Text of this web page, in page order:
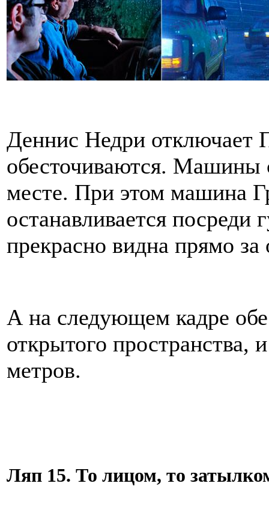
Деннис Недри отключает
обесточиваются. Машины
месте. При этом машина
останавливается посреди
прекрасно видна прямо за
А на следующем кадре
открытого пространства,
метров.
Ляп 15. То лицом, то